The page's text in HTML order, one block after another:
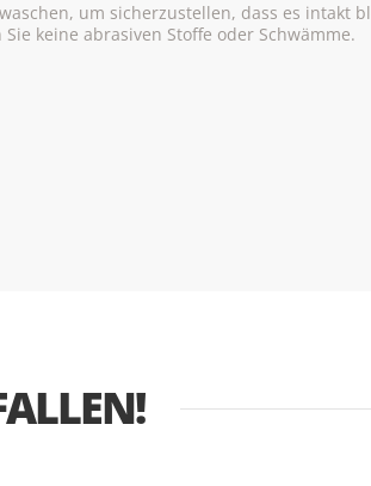
um sicherzustellen, dass es intakt
keine abrasiven Stoffe oder Schwämme.